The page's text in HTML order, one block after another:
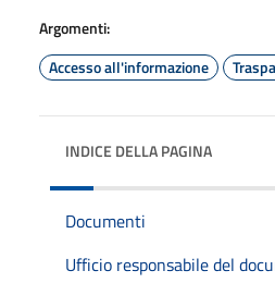
Argomenti:
Accesso all'informazione
INDICE DELLA PAGINA
Documenti
Ufficio responsabile del